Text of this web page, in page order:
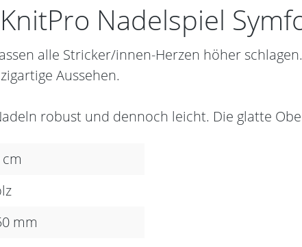
Nadelspiel
alle Stricker/innen-Herzen höher
Aussehen.
robust und dennoch leicht. Die glatte
cm
mm